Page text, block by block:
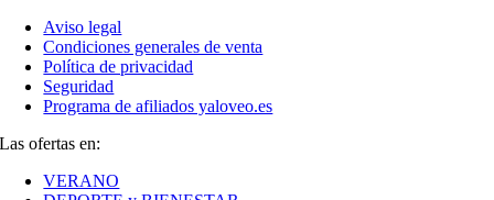
Aviso legal
Condiciones generales de venta
Política de privacidad
Seguridad
Programa de afiliados yaloveo.es
Las ofertas en:
VERANO